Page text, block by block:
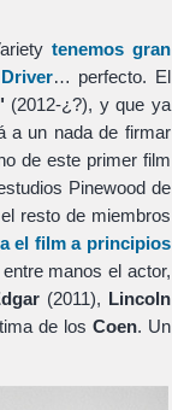
tenemos gran
… perfecto. El
(2012-¿?), y que ya
a un nada de firmar
de este primer film
Pinewood de
resto de miembros
el film a principios
manos el actor,
(2011), Lincoln
de los Coen. Un